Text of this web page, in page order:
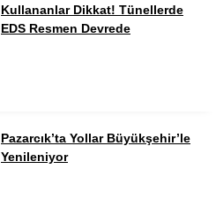
Kullananlar Dikkat! Tünellerde
EDS Resmen Devrede
Pazarcık’ta Yollar Büyükşehir’le
Yenileniyor